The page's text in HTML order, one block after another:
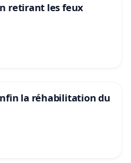
retirant les feux
la réhabilitation du